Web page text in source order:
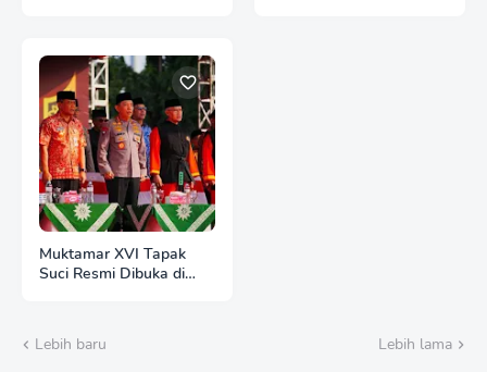
Muktamar XVI Tapak
Suci Resmi Dibuka di
Dukung Dialog
Lebih baru Lebih lama